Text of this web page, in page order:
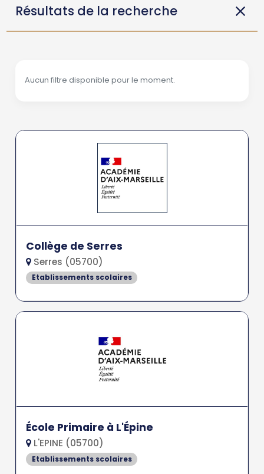
Résultats de la recherche
Aucun filtre disponible pour le moment.
Collège de Serres
Serres (05700)
Etablissements scolaires
École Primaire à L'Épine
L'EPINE (05700)
Etablissements scolaires